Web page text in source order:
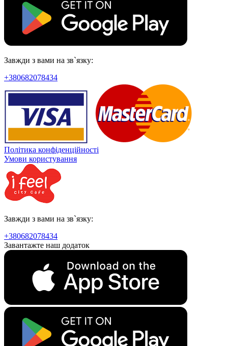
Завжди з вами на зв`язку:
+380682078434
Політика конфіденційності
Умови користування
Завжди з вами на зв`язку:
+380682078434
Завантажте наш додаток